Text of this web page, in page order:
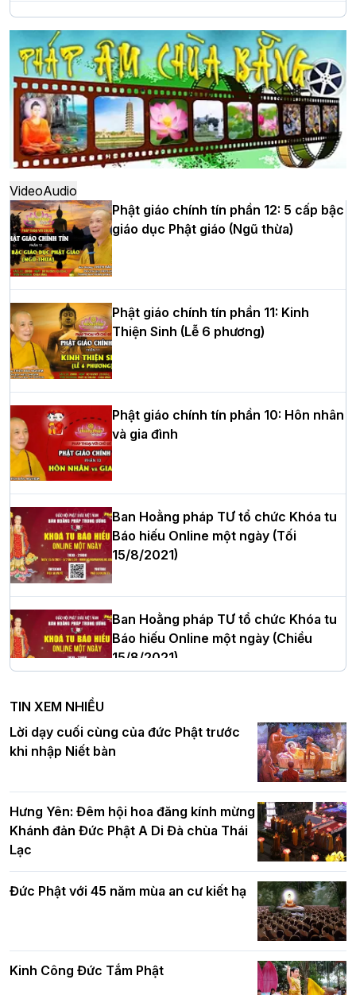
Hà Nội: Long trọng lễ khởi công xây
dựng Trung tâm văn hóa Phật giáo Thủ
đô
Hà Nội: Ngày tu học cuối cùng khép lại
khóa sinh hoạt Phật pháp mùa hè lần
thứ XIV tại chùa Bằng
Học yêu thương trong ngày tu tập thứ
tư của Khóa sinh hoạt Phật pháp mùa
hè tại chùa Bằng
HT.Thích Thọ Lạc được suy cử làm tân
Trưởng BTS GHPGVN tỉnh Nghệ An
Hòa thượng Thích Quảng Tùng tái đắc
cử Trưởng BTS GHPGVN thành phố Hải
Phòng nhiệm kỳ 2026 – 2031
Thượng tọa Thích Tâm Chính được suy
cử tân Trưởng ban Trị sự GHPGVN tỉnh
Hà Nội: Tăng Ni Trường hạ Bồ Đề trang
nghiêm tác pháp Tiền an cư PL.2570 –
DL.2026
chúc mừng Phật đản BTS GHPGVN TP.
Hà Nội
Hơn 5.000 người tham dự diễu hành,
VideoAudio
Phật giáo chính tín phần 12: 5 cấp bậc
giáo dục Phật giáo (Ngũ thừa)
Phật giáo chính tín phần 11: Kinh
Thiện Sinh (Lễ 6 phương)
Phật giáo chính tín phần 10: Hôn nhân
và gia đình
Ban Hoằng pháp TƯ tổ chức Khóa tu
Báo hiếu Online một ngày (Tối
15/8/2021)
Ban Hoằng pháp TƯ tổ chức Khóa tu
Báo hiếu Online một ngày (Chiều
15/8/2021)
Ban Hoằng pháp TƯ tổ chức Khóa tu
Báo hiếu Online một ngày (Sáng
15/8/2021)
Tinh thần yêu nước của Phật giáo
Phật giáo chính tín Phần 9: Giải thích
TIN XEM NHIỀU
Lời dạy cuối cùng của đức Phật trước
khi nhập Niết bàn
Hưng Yên: Đêm hội hoa đăng kính mừng
Khánh đản Đức Phật A Di Đà chùa Thái
Lạc
Đức Phật với 45 năm mùa an cư kiết hạ
Kinh Công Đức Tắm Phật